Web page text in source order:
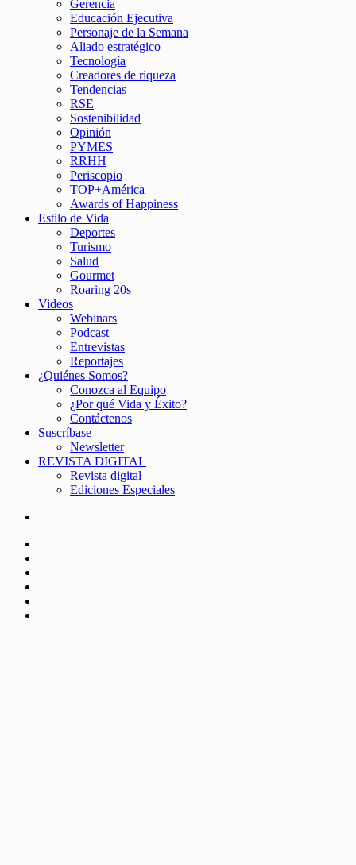
Gerencia
Educación Ejecutiva
Personaje de la Semana
Aliado estratégico
Tecnología
Creadores de riqueza
Tendencias
RSE
Sostenibilidad
Opinión
PYMES
RRHH
Periscopio
TOP+América
Awards of Happiness
Estilo de Vida
Deportes
Turismo
Salud
Gourmet
Roaring 20s
Videos
Webinars
Podcast
Entrevistas
Reportajes
¿Quiénes Somos?
Conozca al Equipo
¿Por qué Vida y Éxito?
Contáctenos
Suscríbase
Newsletter
REVISTA DIGITAL
Revista digital
Ediciones Especiales